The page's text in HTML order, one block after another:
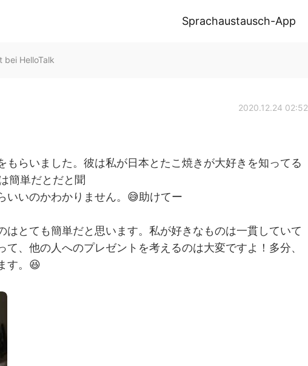
Sprachaustausch-App
bei HelloTalk
2020.12.24 02:52
もらいました。彼は私が日本とたこ焼きが大好きを知ってる
簡単だとだと聞
いいのかわかりません。😅助けてー
はとても簡単だと思います。私が好きなものは一貫していて
て、他の人へのプレゼントを考えるのは大変ですよ！多分、
す。😆